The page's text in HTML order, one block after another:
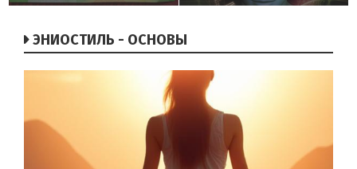
ЭНИОСТИЛЬ - ОСНОВЫ